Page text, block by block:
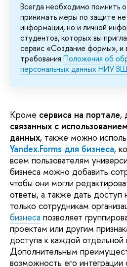
Всегда необходимо помнить
принимать меры по защите не
информации, но и личной
студентов, которых вы
сервис «Создание формы», и
требования Положения об
персональных данных НИУ
Кроме сервиса на портале,
связанных с
данных, также можно
Yandex.Forms для бизнеса,
всем пользователям
бизнеса можно добавить
чтобы они могли
ответы, а также дать доступ
только сотрудникам
бизнеса позволяет
проектам или другим
доступа к каждой отдельной
Дополнительным
возможность его